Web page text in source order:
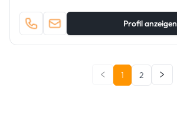
Profil anzeigen
1 2